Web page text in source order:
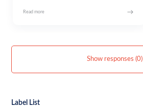
Show responses (0)
Label List